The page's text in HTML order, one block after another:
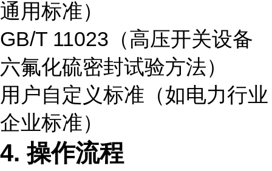
通用标准）
GB/T 11023（高压开关设备
六氟化硫密封试验方法）
用户自定义标准（如电力行业
企业标准）
4. 操作流程